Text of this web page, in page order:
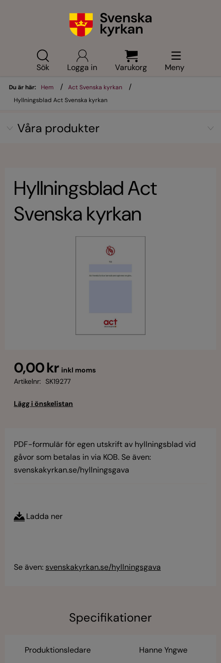
Sök Logga in Varukorg Meny
Du är här: Hem / Act Svenska kyrkan /
Hyllningsblad Act Svenska kyrkan
Våra produkter
Hyllningsblad Act
Svenska kyrkan
0,00 kr inkl moms
Artikelnr: SK19277
PDF-formulär för egen utskrift av hyllningsblad vid
gåvor som betalas in via KOB. Se även:
svenskakyrkan.se/hyllningsgava
Ladda ner
Se även: svenskakyrkan.se/hyllningsgava
Specifikationer
Produktionsledare Hanne Yngwe